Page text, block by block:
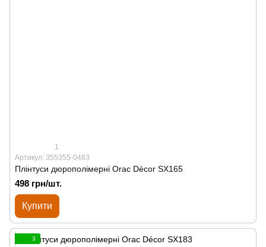
1
Артикул: 355355-0483
Плінтуси дюрополімерні Orac Décor SX165
498 грн/шт.
Купити
3